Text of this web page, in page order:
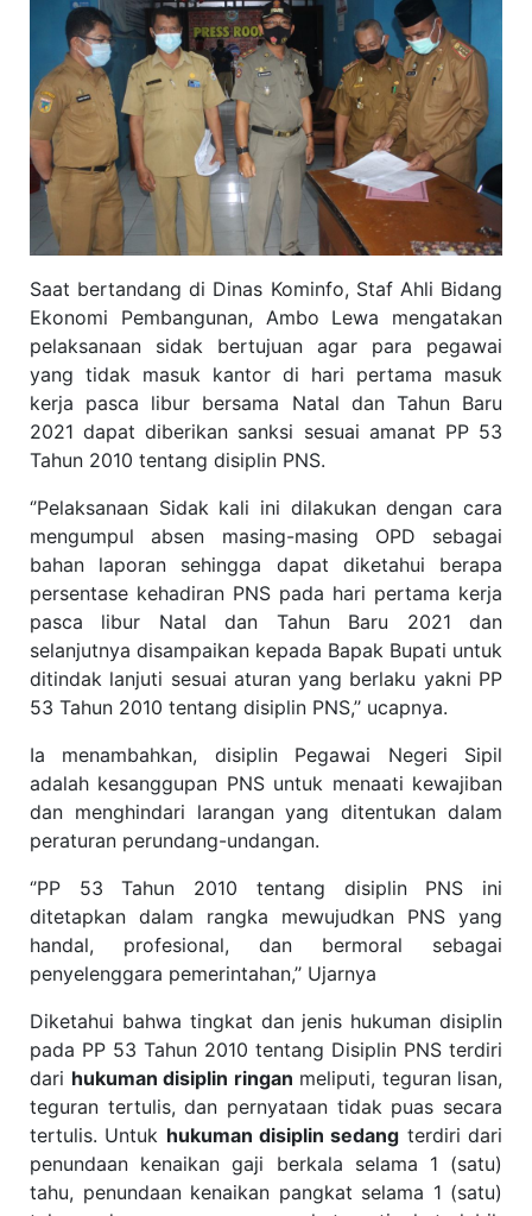
Saat bertandang di Dinas Kominfo, Staf Ahli Bidang
Ekonomi Pembangunan, Ambo Lewa mengatakan
pelaksanaan sidak bertujuan agar para pegawai
yang tidak masuk kantor di hari pertama masuk
kerja pasca libur bersama Natal dan Tahun Baru
2021 dapat diberikan sanksi sesuai amanat PP 53
Tahun 2010 tentang disiplin PNS.
‘’Pelaksanaan Sidak kali ini dilakukan dengan cara
mengumpul absen masing-masing OPD sebagai
bahan laporan sehingga dapat diketahui berapa
persentase kehadiran PNS pada hari pertama kerja
pasca libur Natal dan Tahun Baru 2021 dan
selanjutnya disampaikan kepada Bapak Bupati untuk
ditindak lanjuti sesuai aturan yang berlaku yakni PP
53 Tahun 2010 tentang disiplin PNS,’’ ucapnya.
Ia menambahkan, disiplin Pegawai Negeri Sipil
adalah kesanggupan PNS untuk menaati kewajiban
dan menghindari larangan yang ditentukan dalam
peraturan perundang-undangan.
‘’PP 53 Tahun 2010 tentang disiplin PNS ini
ditetapkan dalam rangka mewujudkan PNS yang
handal, profesional, dan bermoral sebagai
penyelenggara pemerintahan,’’ Ujarnya
Diketahui bahwa tingkat dan jenis hukuman disiplin
pada PP 53 Tahun 2010 tentang Disiplin PNS terdiri
dari hukuman disiplin ringan meliputi, teguran lisan,
teguran tertulis, dan pernyataan tidak puas secara
tertulis. Untuk hukuman disiplin sedang terdiri dari
penundaan kenaikan gaji berkala selama 1 (satu)
tahu, penundaan kenaikan pangkat selama 1 (satu)